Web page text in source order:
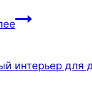
Светлая
открытой